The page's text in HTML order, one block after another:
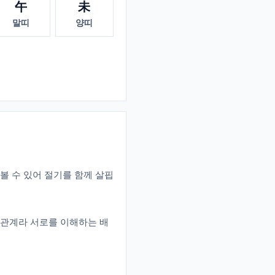
午
말띠
未
양띠
수 있어 절기를 함께 살핍
계라 서로를 이해하는 배